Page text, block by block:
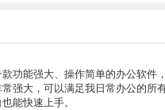
功能强大、操作简单的办公软件
强大，可以满足我日常办公的所
能快速上手。